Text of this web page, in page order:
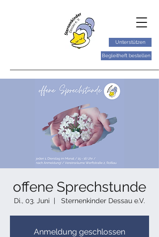
Unterstützen
Begleitheft bestellen
offene Sprechstunde
Di., 03. Juni
  |
Sternenkinder Dessau e.V.
Anmeldung geschlossen